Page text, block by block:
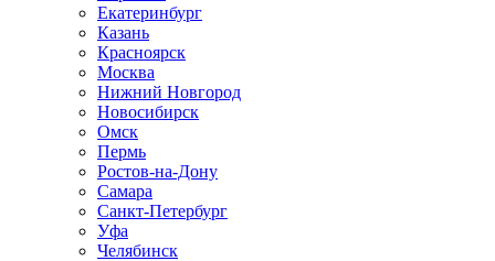
Екатеринбург
Казань
Красноярск
Москва
Нижний Новгород
Новосибирск
Омск
Пермь
Ростов-на-Дону
Самара
Санкт-Петербург
Уфа
Челябинск